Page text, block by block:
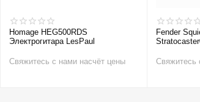
Homage HEG500RDS
Электрогитара LesPaul
Свяжитесь с нами насчёт цены
Fender
Свяжитесь